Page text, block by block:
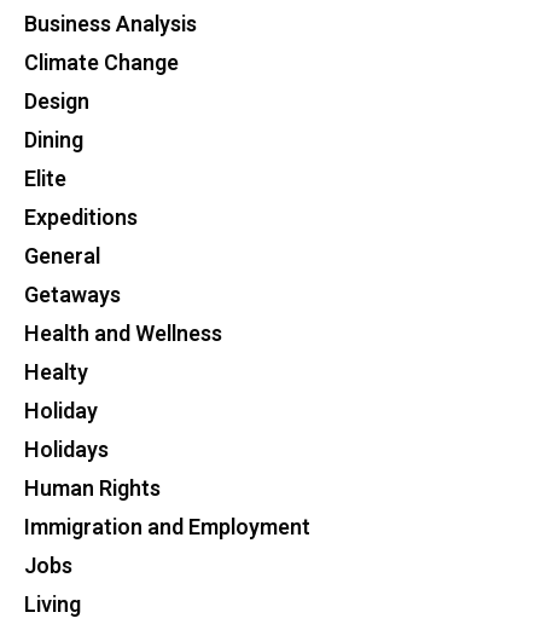
Business Analysis
Climate Change
Design
Dining
Elite
Expeditions
General
Getaways
Health and Wellness
Healty
Holiday
Holidays
Human Rights
Immigration and Employment
Jobs
Living